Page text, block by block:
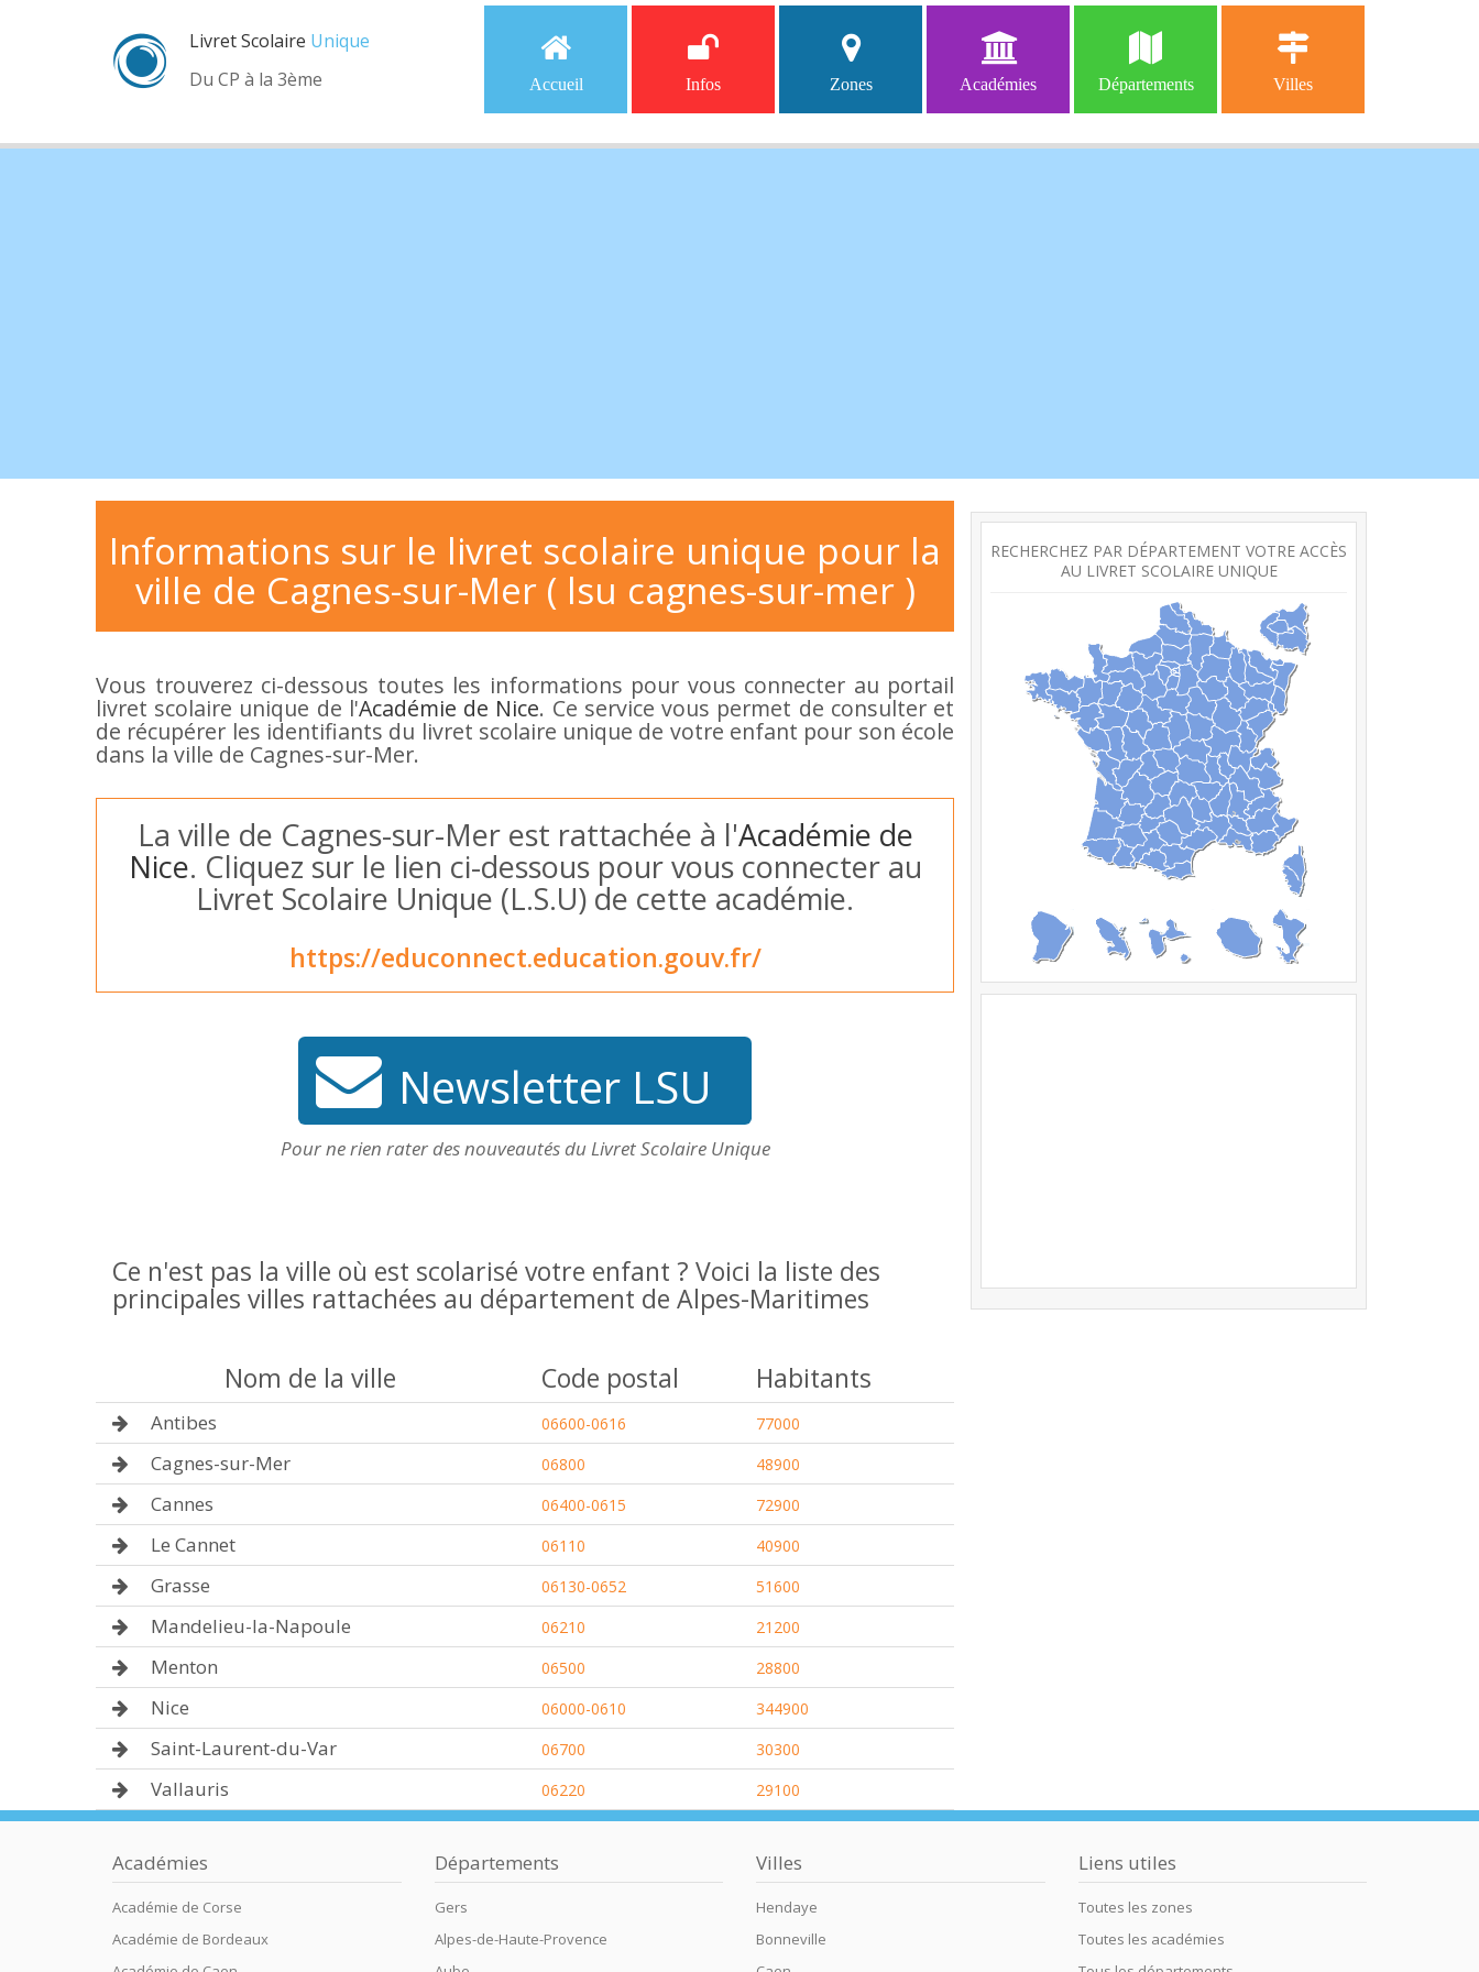
Livret Scolaire Unique
Du CP à la 3ème
Accueil Infos Zones Académies Départements Villes
Informations sur le livret scolaire unique pour la
ville de Cagnes-sur-Mer ( lsu cagnes-sur-mer )
Vous trouverez ci-dessous toutes les informations pour vous connecter au portail
livret scolaire unique de l'Académie de Nice. Ce service vous permet de consulter et
de récupérer les identifiants du livret scolaire unique de votre enfant pour son école
dans la ville de Cagnes-sur-Mer.
La ville de Cagnes-sur-Mer est rattachée à l'Académie de
Nice. Cliquez sur le lien ci-dessous pour vous connecter au
Livret Scolaire Unique (L.S.U) de cette académie.
https://educonnect.education.gouv.fr/
Newsletter LSU
Pour ne rien rater des nouveautés du Livret Scolaire Unique
Ce n'est pas la ville où est scolarisé votre enfant ? Voici la liste des
principales villes rattachées au département de Alpes-Maritimes
Nom de la ville Code postal Habitants
Antibes 06600-0616 77000
Cagnes-sur-Mer 06800 48900
Cannes 06400-0615 72900
Le Cannet 06110 40900
Grasse 06130-0652 51600
Mandelieu-la-Napoule 06210 21200
Menton 06500 28800
Nice 06000-0610 344900
Saint-Laurent-du-Var 06700 30300
Vallauris 06220 29100
RECHERCHEZ PAR DÉPARTEMENT VOTRE ACCÈS
AU LIVRET SCOLAIRE UNIQUE
Académies
Académie de Corse
Académie de Bordeaux
Départements
Gers
Alpes-de-Haute-Provence
Villes
Hendaye
Bonneville
Liens utiles
Toutes les zones
Toutes les académies